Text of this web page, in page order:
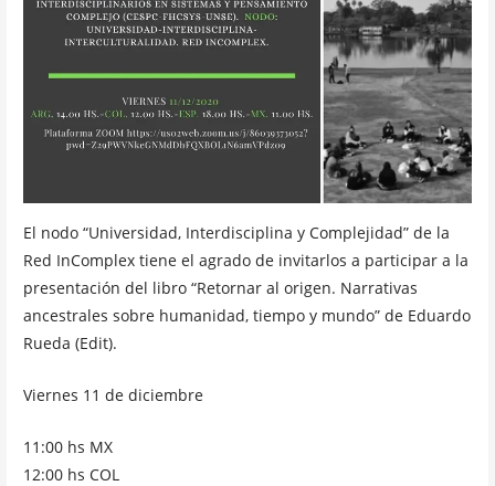
El nodo “Universidad, Interdisciplina y Complejidad” de la
Red InComplex tiene el agrado de invitarlos a participar a la
presentación del libro “Retornar al origen. Narrativas
ancestrales sobre humanidad, tiempo y mundo” de Eduardo
Rueda (Edit).
Viernes 11 de diciembre
11:00 hs MX
12:00 hs COL